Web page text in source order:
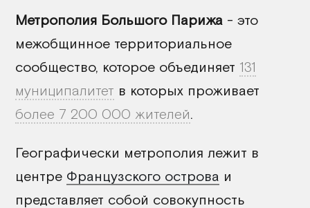
Метрополия Большого Парижа - это
межобщинное территориальное
сообщество, которое объединяет 131
муниципалитет в которых проживает
более 7 200 000 жителей.
Географически метрополия лежит в
центре Французского острова и
представляет собой совокупность